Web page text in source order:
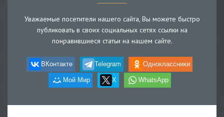
Уважаемые посетители нашего сайта, Вы можете быстро
публиковать в своих социальных сетях ссылки на
понравившиеся статьи на нашем сайте.
ВКонтакте Telegram Одноклассники
Мой Мир X WhatsApp